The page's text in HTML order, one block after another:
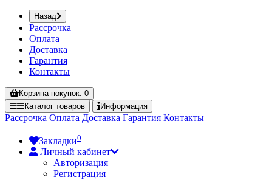
Назад
Рассрочка
Оплата
Доставка
Гарантия
Контакты
Корзинапокупок: 0
Каталог товаров Информация
Рассрочка Оплата Доставка Гарантия Контакты
Закладки0
Личный кабинет
Авторизация
Регистрация